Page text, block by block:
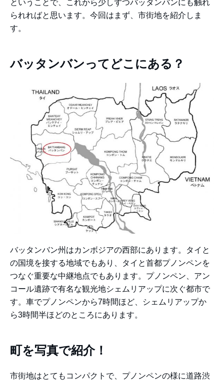
ということで、これから少しずつバッタンバンにも触れ
られればと思います。今回はまず、市街地を紹介しま
す。
バッタンバンってどこにある？
バッタンバン州はカンボジアの西部にあります。タイと
の国境を接する地域でもあり、タイと首都プノンペンを
つなぐ重要な中継地点でもあります。プノンペン、アン
コール遺跡で有名な観光地シェムリアップに次ぐ都市で
す。車でプノンペンから7時間ほど、シェムリアップか
ら3時間半ほどのところにあります。
町を写真で紹介！
市街地はとてもコンパクトで、プノンペンの様に道路渋